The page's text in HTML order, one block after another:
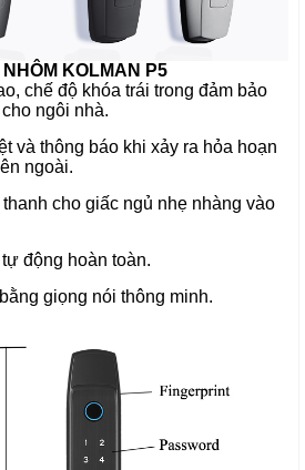
KOLMAN P5
chế độ khóa trái trong đảm bảo
ngôi nhà.
và thông báo khi xảy ra hỏa hoạn
ngoài.
cho giấc ngủ nhẹ nhàng vào
động hoàn toàn.
giọng nói thông minh.